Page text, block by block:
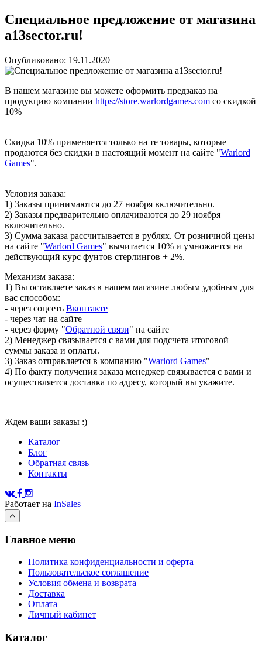
Специальное предложение от магазина
a13sector.ru!
Опубликовано: 19.11.2020
В нашем магазине вы можете оформить предзаказ на
продукцию компании https://store.warlordgames.com со скидкой
10%
Скидка 10% применяется только на те товары, которые
продаются без скидки в настоящий момент на сайте "Warlord
Games".
Условия заказа:
1) Заказы принимаются до 27 ноября включительно.
2) Заказы предварительно оплачиваются до 29 ноября
включительно.
3) Сумма заказа рассчитывается в рублях. От розничной цены
на сайте "Warlord Games" вычитается 10% и умножается на
действующий курс фунтов стерлингов + 2%.
Механизм заказа:
1) Вы оставляете заказ в нашем магазине любым удобным для
вас способом:
- через соцсеть Вконтакте
- через чат на сайте
- через форму "Обратной связи" на сайте
2) Менеджер связывается с вами для подсчета итоговой
суммы заказа и оплаты.
3) Заказ отправляется в компанию "Warlord Games"
4) По факту получения заказа менеджер связывается с вами и
осуществляется доставка по адресу, который вы укажите.
Ждем ваши заказы :)
Каталог
Блог
Обратная связь
Контакты
Работает на InSales
Главное меню
Политика конфиденциальности и оферта
Пользовательское соглашение
Условия обмена и возврата
Доставка
Оплата
Личный кабинет
Каталог